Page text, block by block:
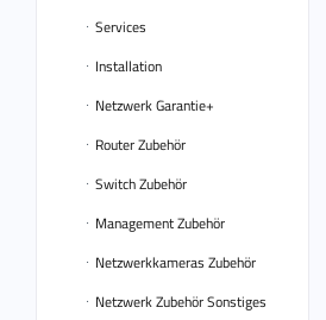
Services
Installation
Netzwerk Garantie+
Router Zubehör
Switch Zubehör
Management Zubehör
Netzwerkkameras Zubehör
Netzwerk Zubehör Sonstiges